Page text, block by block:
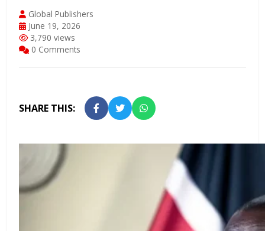
Global Publishers
June 19, 2026
3,790 views
0 Comments
SHARE THIS: